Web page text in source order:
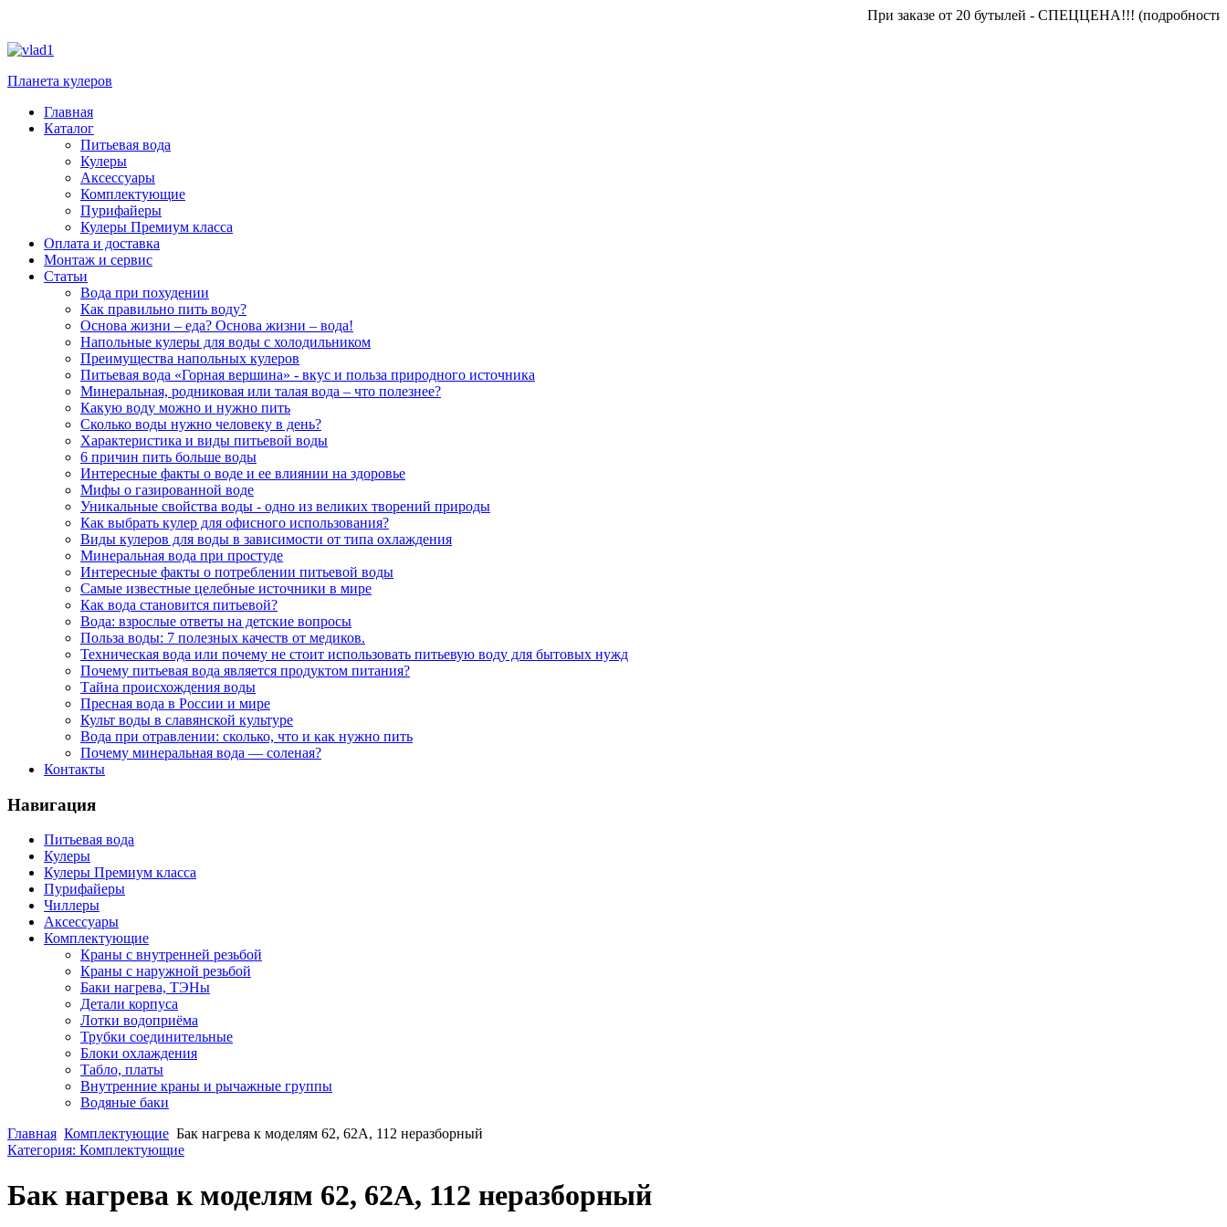
При заказе от 20 бутылей - СПЕЦЦЕНА!!! (подробности у
Планета кулеров
Главная
Каталог
Питьевая вода
Кулеры
Аксессуары
Комплектующие
Пурифайеры
Кулеры Премиум класса
Оплата и доставка
Монтаж и сервис
Статьи
Вода при похудении
Как правильно пить воду?
Основа жизни – еда? Основа жизни – вода!
Напольные кулеры для воды с холодильником
Преимущества напольных кулеров
Питьевая вода «Горная вершина» - вкус и польза природного источника
Минеральная, родниковая или талая вода – что полезнее?
Какую воду можно и нужно пить
Сколько воды нужно человеку в день?
Характеристика и виды питьевой воды
6 причин пить больше воды
Интересные факты о воде и ее влиянии на здоровье
Мифы о газированной воде
Уникальные свойства воды - одно из великих творений природы
Как выбрать кулер для офисного использования?
Виды кулеров для воды в зависимости от типа охлаждения
Минеральная вода при простуде
Интересные факты о потреблении питьевой воды
Самые известные целебные источники в мире
Как вода становится питьевой?
Вода: взрослые ответы на детские вопросы
Польза воды: 7 полезных качеств от медиков.
Техническая вода или почему не стоит использовать питьевую воду для бытовых нужд
Почему питьевая вода является продуктом питания?
Тайна происхождения воды
Пресная вода в России и мире
Культ воды в славянской культуре
Вода при отравлении: сколько, что и как нужно пить
Почему минеральная вода — соленая?
Контакты
Навигация
Питьевая вода
Кулеры
Кулеры Премиум класса
Пурифайеры
Чиллеры
Аксессуары
Комплектующие
Краны с внутренней резьбой
Краны с наружной резьбой
Баки нагрева, ТЭНы
Детали корпуса
Лотки водоприёма
Трубки соединительные
Блоки охлаждения
Табло, платы
Внутренние краны и рычажные группы
Водяные баки
Главная Комплектующие Бак нагрева к моделям 62, 62А, 112 неразборный
Категория: Комплектующие
Бак нагрева к моделям 62, 62А, 112 неразборный